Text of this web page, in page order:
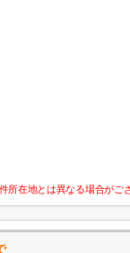
在地とは異なる場合がござ